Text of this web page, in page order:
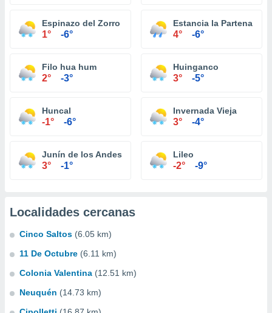
Espinazo del Zorro
1° -6°
Estancia la Partena
4° -6°
Filo hua hum
2° -3°
Huinganco
3° -5°
Huncal
-1° -6°
Invernada Vieja
3° -4°
Junín de los Andes
3° -1°
Lileo
-2° -9°
Localidades cercanas
Cinco Saltos (6.05 km)
11 De Octubre (6.11 km)
Colonia Valentina (12.51 km)
Neuquén (14.73 km)